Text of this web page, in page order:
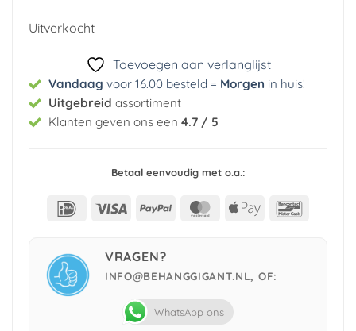
Uitverkocht
Toevoegen aan verlanglijst
Vandaag voor 16.00 besteld = Morgen in huis!
Uitgebreid assortiment
Klanten geven ons een 4.7 / 5
Betaal eenvoudig met o.a.:
IDeal Visa PayPal MasterCard
Apple
VRAGEN?
INFO@BEHANGGIGANT.NL, OF:
WhatsApp ons